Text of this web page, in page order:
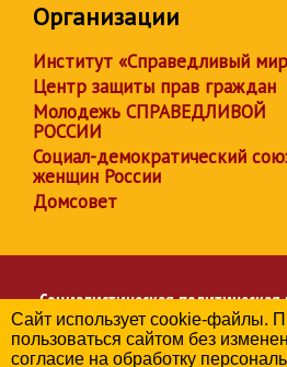
Организации
Институт «Справедливый
Центр защиты прав граждан
Молодежь СПРАВЕДЛИВОЙ
РОССИИ
Социал-демократический
женщин России
Домсовет
Социалистическая
РОССИЯ
Региональное отделение партии
Сайт использует cookie-файлы.
пользоваться сайтом без
согласие на обработку